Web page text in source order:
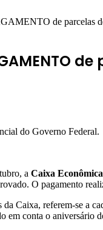
de parcelas
do Governo Federal.
a Caixa
O pagamento
Caixa, referem-se a
em conta o aniversário